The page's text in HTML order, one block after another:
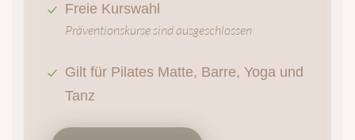
Freie Kurswahl
Präventionskurse sind ausgeschlossen
Gilt für Pilates Matte, Barre, Yoga und
Tanz